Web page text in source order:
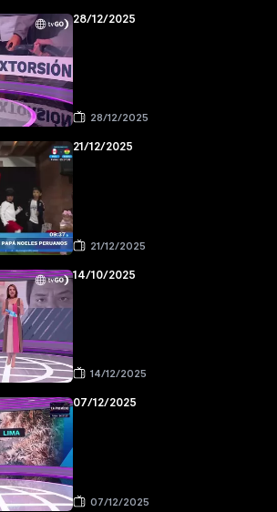
28/12/2025
28/12/2025
21/12/2025
21/12/2025
14/10/2025
14/12/2025
07/12/2025
07/12/2025